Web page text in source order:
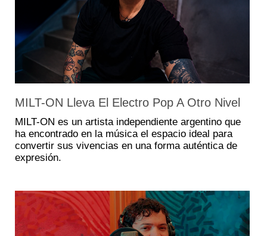
MILT-ON Lleva El Electro Pop A Otro Nivel
MILT-ON es un artista independiente argentino que
ha encontrado en la música el espacio ideal para
convertir sus vivencias en una forma auténtica de
expresión.